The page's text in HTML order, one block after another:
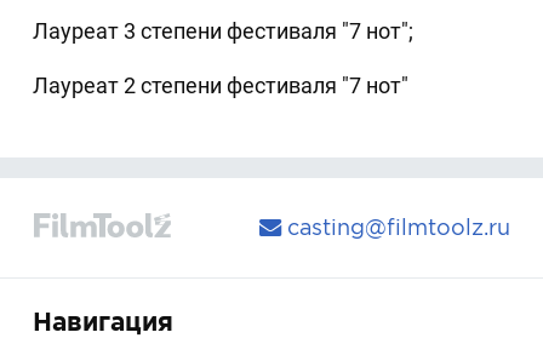
Лауреат 3 степени фестиваля "7 нот";
Лауреат 2 степени фестиваля "7 нот"
casting@filmtoolz.ru
Навигация